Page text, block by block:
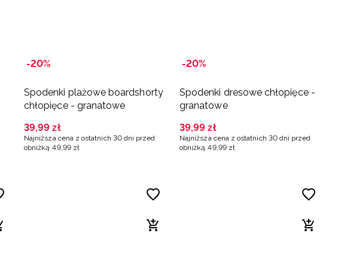
-20%
Spodenki plażowe boardshorty
chłopięce - granatowe
39,99 zł
Najniższa cena z ostatnich 30 dni przed
obniżką 49,99 zł
-20%
Spodenki dresowe chłopięce -
granatowe
39,99 zł
Najniższa cena z ostatnich 30 dni przed
obniżką 49,99 zł